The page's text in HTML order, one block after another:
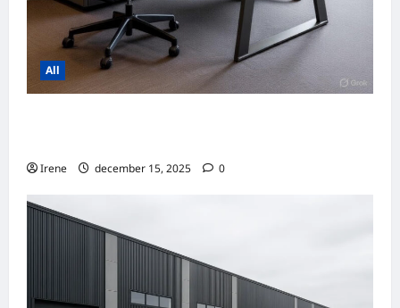
All
Irene december 15, 2025 0